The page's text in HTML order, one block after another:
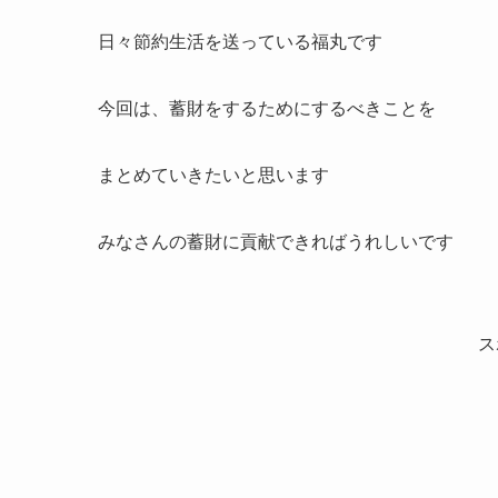
日々節約生活を送っている福丸です
今回は、蓄財をするためにするべきことを
まとめていきたいと思います
みなさんの蓄財に貢献できればうれしいです